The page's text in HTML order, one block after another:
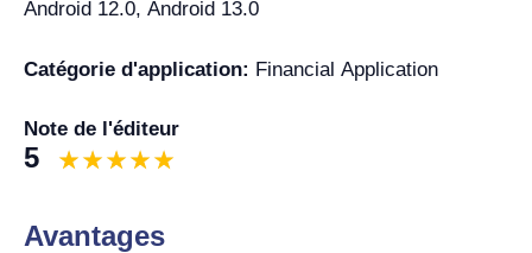
Android 12.0, Android 13.0
Catégorie d'application: Financial Application
Note de l'éditeur
5
Avantages